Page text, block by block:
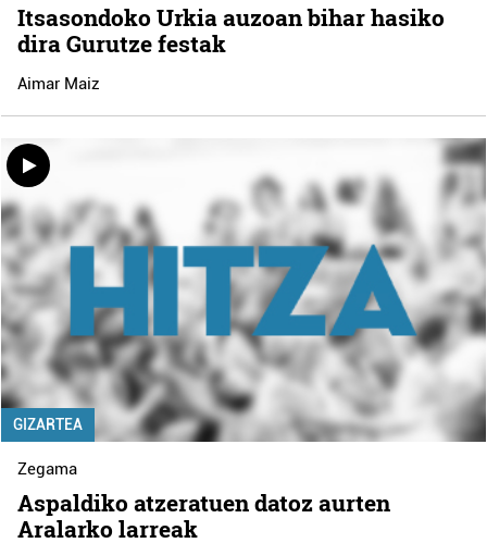
Itsasondoko Urkia auzoan bihar hasiko
dira Gurutze festak
Aimar Maiz
GIZARTEA
Zegama
Aspaldiko atzeratuen datoz aurten
Aralarko larreak